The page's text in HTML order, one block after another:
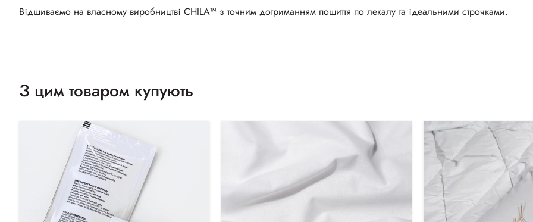
Відшиваємо на власному виробництві CHILA™ з точним дотриманням пошиття по лекалу та ідеальними строчками.
З цим товаром купують